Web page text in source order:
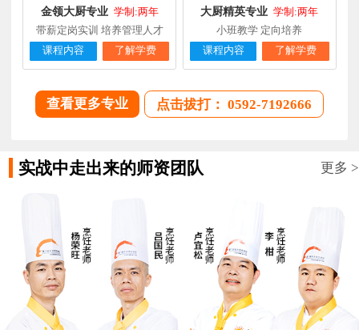
金领大厨专业 学制:两年
带薪定岗实训 培养管理人才
课程内容
了解学费
大厨精英专业 学制:两年
小班教学 定向培养
课程内容
了解学费
查看更多专业 点击拔打： 0592-7192666
实战中走出来的师资团队 更多 >